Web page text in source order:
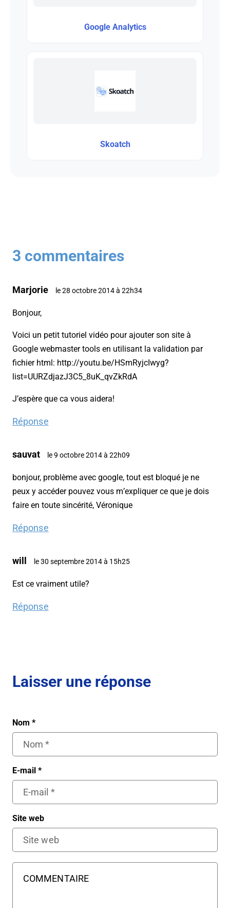
Google Analytics
Skoatch
3 commentaires
Marjorie le 28 octobre 2014 à 22h34
Bonjour,
Voici un petit tutoriel vidéo pour ajouter son site à
Google webmaster tools en utilisant la validation par
fichier html: http://youtu.be/HSmRyjcIwyg?
list=UURZdjazJ3C5_8uK_qvZkRdA
J’espère que ca vous aidera!
Réponse
sauvat le 9 octobre 2014 à 22h09
bonjour, problème avec google, tout est bloqué je ne
peux y accéder pouvez vous m’expliquer ce que je dois
faire en toute sincérité, Véronique
Réponse
will le 30 septembre 2014 à 15h25
Est ce vraiment utile?
Réponse
Laisser une réponse
Nom *
E-mail *
Site web